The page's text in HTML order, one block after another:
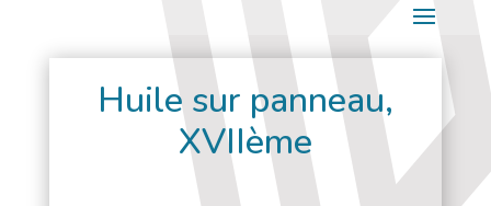
Huile sur panneau,
XVIIème